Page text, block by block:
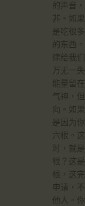
的声音
非。如
是吃很
的东西
律给我
万无一
能量留
气神，
向。如
是因为
六根。
时，就
根？这
根，这
申请，
他人。